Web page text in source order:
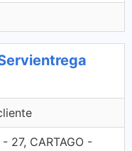
27, CARTAGO -